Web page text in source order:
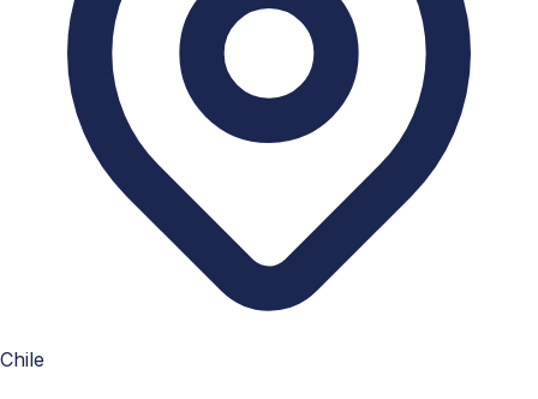
Chile